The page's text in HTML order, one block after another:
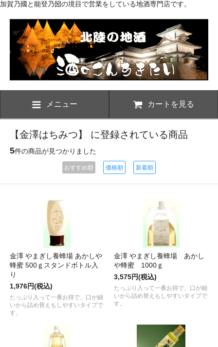
加賀乃國と能登乃圀の境目で営業をしている地酒専門店です。
メニュー カートを見る
【金澤はちみつ】 に登録されている商品
5件の商品が見つかりました
おすすめ順 価格順 新着順
金澤 やまぎし養蜂場 あかしや
蜂蜜 500ｇスタンドボトル入
り
1,976円(税込)
たっぷり入って一番お得で、口が細
いから詰め替えもしやすいタイプで
す。
金澤 やまぎし養蜂場 あかし
や蜂蜜 1000ｇ
3,575円(税込)
たっぷり入って一番お得で、口が細
いから詰め替えもしやすいタイプで
す。